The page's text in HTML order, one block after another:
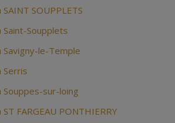
SOUPPLETS
Soupplets
le-Temple
Serris
sur-loing
FARGEAU PONTHIERRY